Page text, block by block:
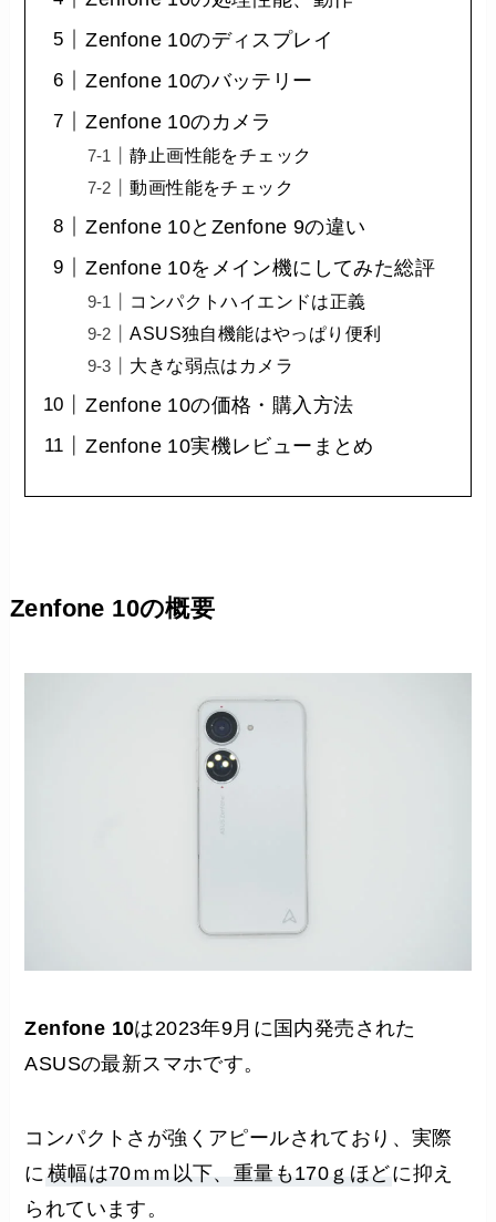
Zenfone 10のディスプレイ
Zenfone 10のバッテリー
Zenfone 10のカメラ
静止画性能をチェック
動画性能をチェック
Zenfone 10とZenfone 9の違い
Zenfone 10をメイン機にしてみた総評
コンパクトハイエンドは正義
ASUS独自機能はやっぱり便利
大きな弱点はカメラ
Zenfone 10の価格・購入方法
Zenfone 10実機レビューまとめ
Zenfone 10の概要
Zenfone 10は2023年9月に国内発売された
ASUSの最新スマホです。
コンパクトさが強くアピールされており、実際
に 横幅は70ｍｍ以下、重量も170ｇほどに抑え
られています。